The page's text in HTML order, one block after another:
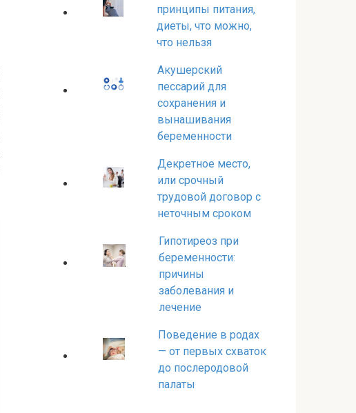
принципы питания,
диеты, что можно,
что нельзя
Акушерский
пессарий для
сохранения и
вынашивания
беременности
Декретное место,
или срочный
трудовой договор с
неточным сроком
Гипотиреоз при
беременности:
причины
заболевания и
лечение
Поведение в родах
— от первых схваток
до послеродовой
палаты